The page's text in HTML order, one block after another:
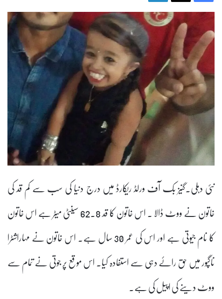
نئی دہلی۔‌گنیز بک آف ورلڈ ریکارڈ میں درج دنیا کی سب سے کم قد کی
خاتون نے ووٹ ڈالا ۔ اس خاتون کا قد 62.8 سینٹی میٹر ہے اس خاتون
کا نام جیوتی ہے اور اس کی عمر 30 سال ہے۔ اس خاتون نے مہاراشٹرا
ناگپور میں حق رائے دہی سے استفادہ کیا۔ اس موقع پر جوتی نے تمام سے
ووٹ دینے کی اپیل کی ہے۔